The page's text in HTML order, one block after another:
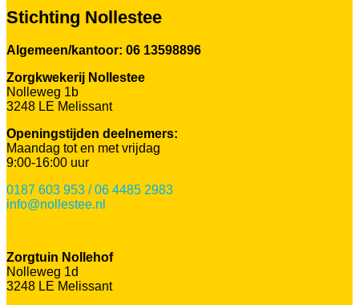
Stichting Nollestee
Algemeen/kantoor: 06 13598896
Zorgkwekerij Nollestee
Nolleweg 1b
3248 LE Melissant
Openingstijden deelnemers:
Maandag tot en met vrijdag
9:00-16:00 uur
0187 603 953 / 06 4485 2983
info@nollestee.nl
Zorgtuin Nollehof
Nolleweg 1d
3248 LE Melissant